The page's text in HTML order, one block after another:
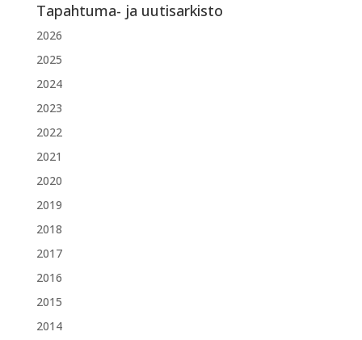
Tapahtuma- ja uutisarkisto
2026
2025
2024
2023
2022
2021
2020
2019
2018
2017
2016
2015
2014